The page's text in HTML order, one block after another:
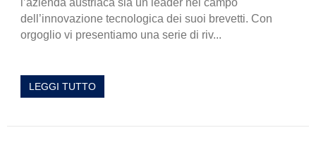
dell’innovazione tecnologica dei suoi brevetti. Con
orgoglio vi presentiamo una serie di riv...
LEGGI TUTTO